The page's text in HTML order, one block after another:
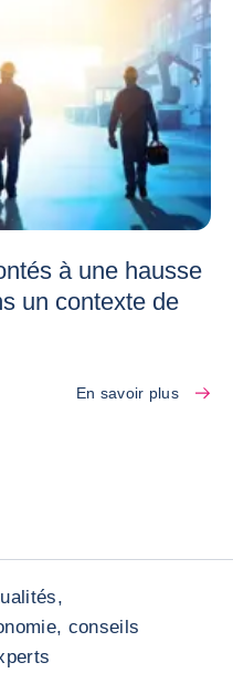
à une hausse
un contexte de
En savoir plus
conseils